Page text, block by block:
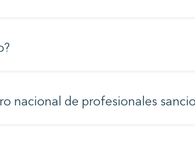
nacional de profesionales